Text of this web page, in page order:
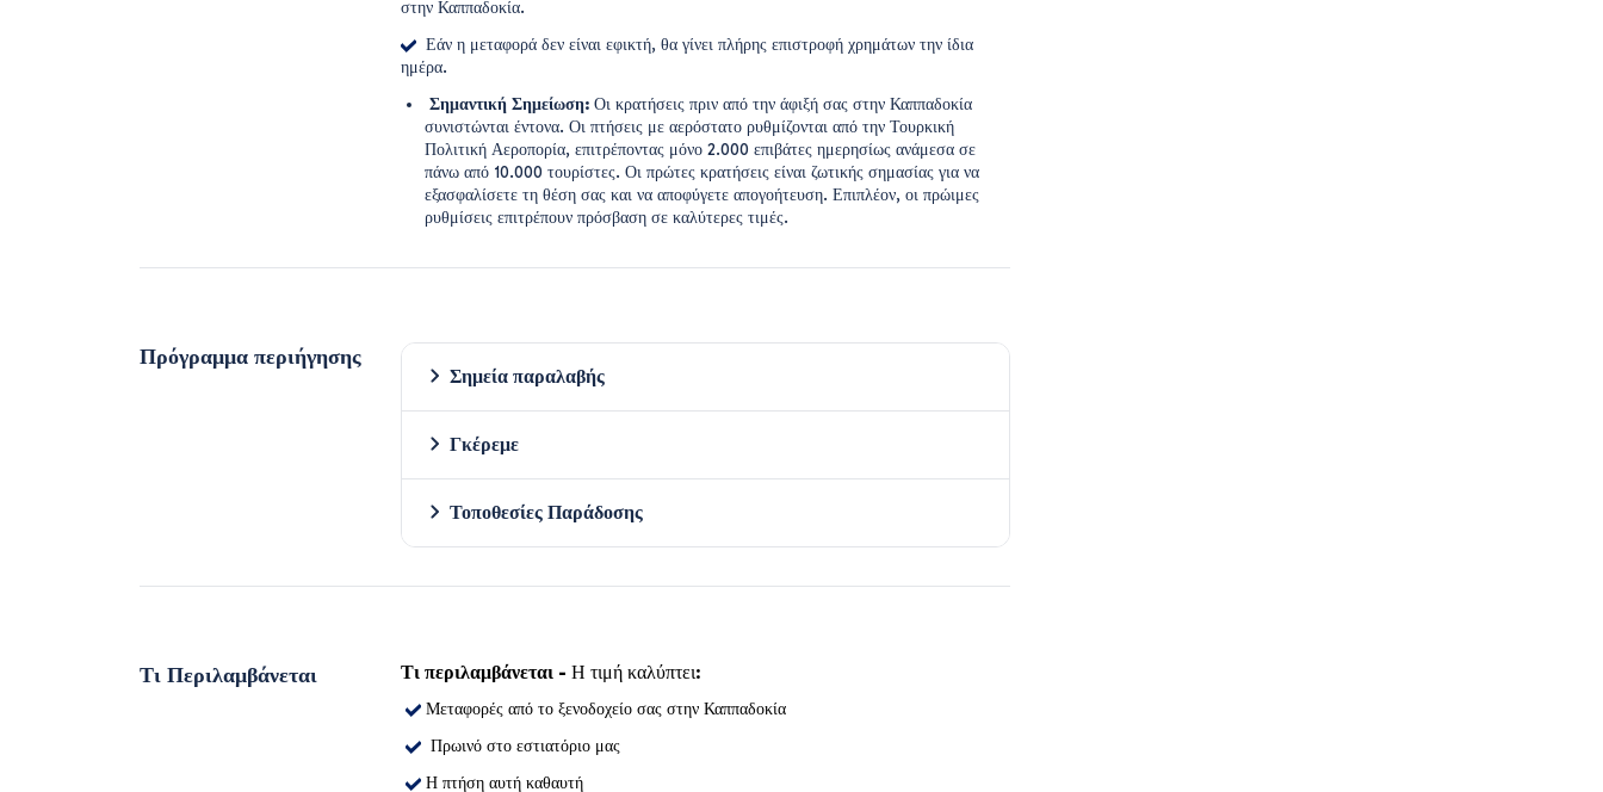
στην Καππαδοκία.
Εάν η μεταφορά δεν είναι εφικτή, θα γίνει πλήρης επιστροφή χρημάτων την ίδια
ημέρα.
Σημαντική Σημείωση: Οι κρατήσεις πριν από την άφιξή σας στην Καππαδοκία
συνιστώνται έντονα. Οι πτήσεις με αερόστατο ρυθμίζονται από την Τουρκική
Πολιτική Αεροπορία, επιτρέποντας μόνο 2.000 επιβάτες ημερησίως ανάμεσα σε
πάνω από 10.000 τουρίστες. Οι πρώτες κρατήσεις είναι ζωτικής σημασίας για να
εξασφαλίσετε τη θέση σας και να αποφύγετε απογοήτευση. Επιπλέον, οι πρώιμες
ρυθμίσεις επιτρέπουν πρόσβαση σε καλύτερες τιμές.
Πρόγραμμα περιήγησης
Σημεία παραλαβής
Γκέρεμε
Τοποθεσίες Παράδοσης
Τι Περιλαμβάνεται Τι περιλαμβάνεται - Η τιμή καλύπτει:
Μεταφορές από το ξενοδοχείο σας στην Καππαδοκία
Πρωινό στο εστιατόριο μας
Η πτήση αυτή καθαυτή